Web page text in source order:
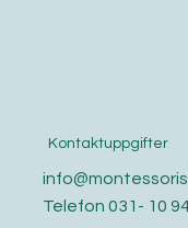
Kontaktuppgifter
Telefon 031- 10